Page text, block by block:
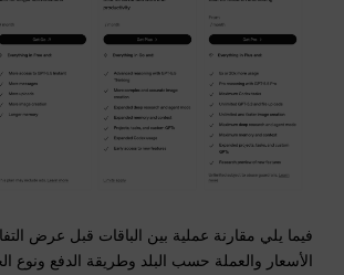
فيما يلي مقارنة عملية بين الباقات قبل عرض
الأسعار والعملة حسب البلد وطريقة الدفع ونوع